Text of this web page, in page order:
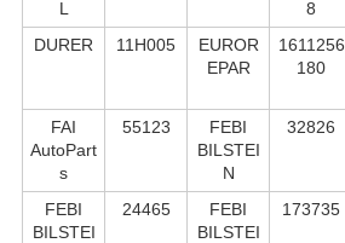
L
8
DURER
11H005
EUROR
EPAR
1611256
180
FAI
AutoPart
s
55123
FEBI
BILSTEI
N
32826
FEBI
BILSTEI
24465
FEBI
BILSTEI
173735